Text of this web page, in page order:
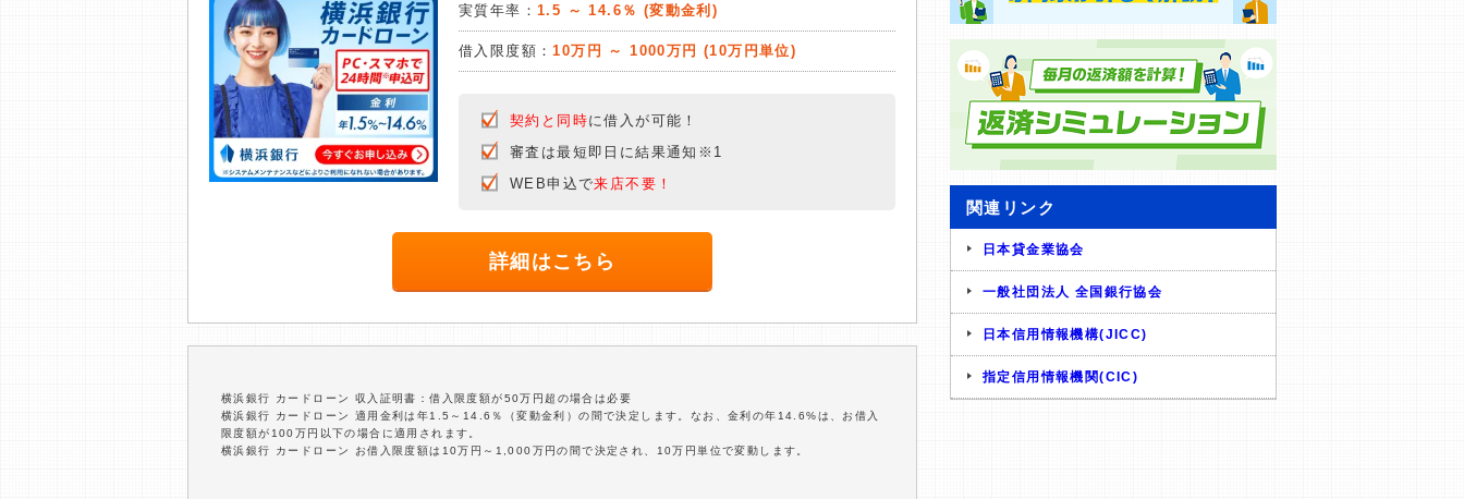
実質年率： 1.5 ～ 14.6％ (変動金利)
借入限度額：10万円 ～ 1000万円 (10万円単位)
契約と同時に借入が可能！
審査は最短即日に結果通知※1
WEB申込で来店不要！
詳細はこちら
横浜銀行 カードローン 収入証明書：借入限度額が50万円超の場合は必要
横浜銀行 カードローン 適用金利は年1.5～14.6％（変動金利）の間で決定します。なお、金利の年14.6%は、お借入
限度額が100万円以下の場合に適用されます。
横浜銀行 カードローン お借入限度額は10万円～1,000万円の間で決定され、10万円単位で変動します。
関連リンク
日本貸金業協会
一般社団法人 全国銀行協会
日本信用情報機構(JICC)
指定信用情報機関(CIC)